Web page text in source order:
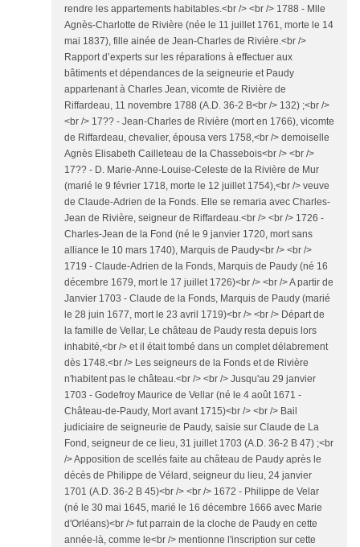
rendre les appartements habitables.<br /> <br /> 1788 - Mlle
Agnès-Charlotte de Rivière (née le 11 juillet 1761, morte le 14
mai 1837), fille ainée de Jean-Charles de Rivière.<br />
Rapport d’experts sur les réparations à effectuer aux
bâtiments et dépendances de la seigneurie et Paudy
appartenant à Charles Jean, vicomte de Rivière de
Riffardeau, 11 novembre 1788 (A.D. 36-2 B<br /> 132) ;<br />
<br /> 17?? - Jean-Charles de Rivière (mort en 1766), vicomte
de Riffardeau, chevalier, épousa vers 1758,<br /> demoiselle
Agnès Elisabeth Cailleteau de la Chassebois<br /> <br />
17?? - D. Marie-Anne-Louise-Celeste de la Rivière de Mur
(marié le 9 février 1718, morte le 12 juillet 1754),<br /> veuve
de Claude-Adrien de la Fonds. Elle se remaria avec Charles-
Jean de Rivière, seigneur de Riffardeau.<br /> <br /> 1726 -
Charles-Jean de la Fond (né le 9 janvier 1720, mort sans
alliance le 10 mars 1740), Marquis de Paudy<br /> <br />
1719 - Claude-Adrien de la Fonds, Marquis de Paudy (né 16
décembre 1679, mort le 17 juillet 1726)<br /> <br /> A partir de
Janvier 1703 - Claude de la Fonds, Marquis de Paudy (marié
le 28 juin 1677, mort le 23 avril 1719)<br /> <br /> Départ de
la famille de Vellar, Le château de Paudy resta depuis lors
inhabité,<br /> et il était tombé dans un complet délabrement
dès 1748.<br /> Les seigneurs de la Fonds et de Rivière
n'habitent pas le château.<br /> <br /> Jusqu'au 29 janvier
1703 - Godefroy Maurice de Vellar (né le 4 août 1671 -
Château-de-Paudy, Mort avant 1715)<br /> <br /> Bail
judiciaire de seigneurie de Paudy, saisie sur Claude de La
Fond, seigneur de ce lieu, 31 juillet 1703 (A.D. 36-2 B 47) ;<br
/> Apposition de scellés faite au château de Paudy après le
décès de Philippe de Vélard, seigneur du lieu, 24 janvier
1701 (A.D. 36-2 B 45)<br /> <br /> 1672 - Philippe de Velar
(né le 30 mai 1645, marié le 16 décembre 1666 avec Marie
d'Orléans)<br /> fut parrain de la cloche de Paudy en cette
année-là, comme le<br /> mentionne l'inscription sur cette